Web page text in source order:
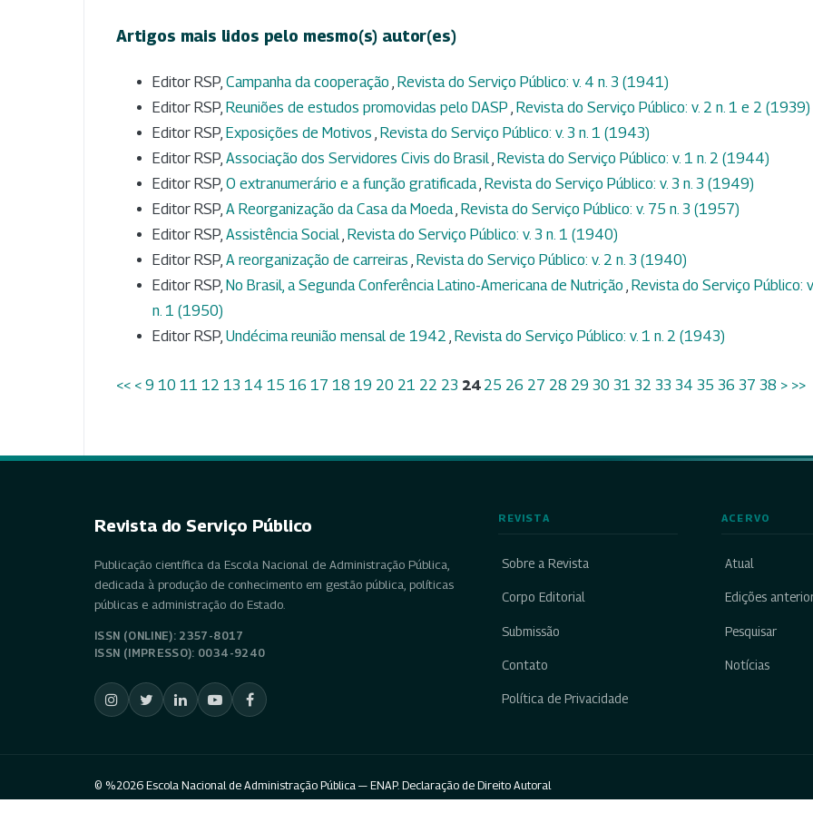
Artigos mais lidos pelo mesmo(s) autor(es)
Editor RSP, Campanha da cooperação , Revista do Serviço Público: v. 4 n. 3 (1941)
Editor RSP, Reuniões de estudos promovidas pelo DASP , Revista do Serviço Público: v. 2 n. 1 e 2 (1939)
Editor RSP, Exposições de Motivos , Revista do Serviço Público: v. 3 n. 1 (1943)
Editor RSP, Associação dos Servidores Civis do Brasil, Revista do Serviço Público: v. 1 n. 2 (1944)
Editor RSP, O extranumerário e a função gratificada, Revista do Serviço Público: v. 3 n. 3 (1949)
Editor RSP, A Reorganização da Casa da Moeda, Revista do Serviço Público: v. 75 n. 3 (1957)
Editor RSP, Assistência Social, Revista do Serviço Público: v. 3 n. 1 (1940)
Editor RSP, A reorganização de carreiras , Revista do Serviço Público: v. 2 n. 3 (1940)
Editor RSP, No Brasil, a Segunda Conferência Latino-Americana de Nutrição , Revista do Serviço Público:
n. 1 (1950)
Editor RSP, Undécima reunião mensal de 1942 , Revista do Serviço Público: v. 1 n. 2 (1943)
<< < 9 10 11 12 13 14 15 16 17 18 19 20 21 22 23 24 25 26 27 28 29 30 31 32 33 34 35 36 37 38 > >>
Revista do Serviço Público
Publicação científica da Escola Nacional de Administração Pública,
dedicada à produção de conhecimento em gestão pública, políticas
públicas e administração do Estado.
ISSN (ONLINE): 2357-8017
ISSN (IMPRESSO): 0034-9240
REVISTA
Sobre a Revista
Corpo Editorial
Submissão
Contato
Política de Privacidade
ACERVO
Atual
Edições
Pesquisar
Notícias
© %2026 Escola Nacional de Administração Pública — ENAP. Declaração de Direito Autoral